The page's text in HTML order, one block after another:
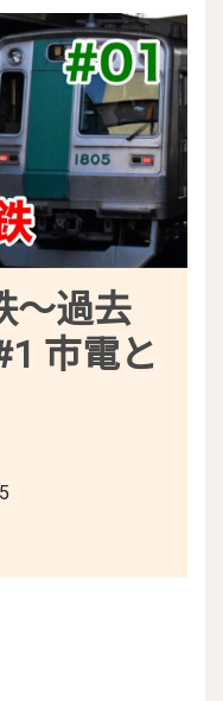
～過去
市電と